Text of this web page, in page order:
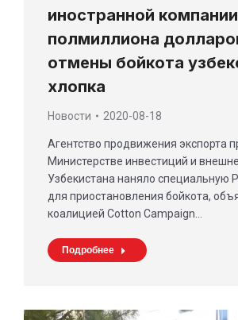
иностранной компании
полмиллиона
отмены бойкота
хлопка
Новости 2020-08-18
Агентство продвижения экспорта
Министерстве инвестиций и
Узбекистана наняло специальную
для приостановления бойкота,
коалицией Cotton Campaign…
Подробнее